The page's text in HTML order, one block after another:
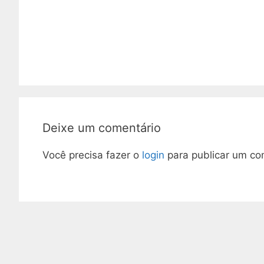
Deixe um comentário
Você precisa fazer o login para publicar um